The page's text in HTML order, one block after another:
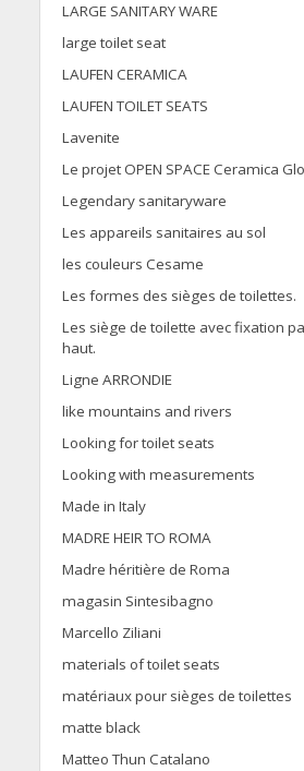
LARGE SANITARY WARE
large toilet seat
LAUFEN CERAMICA
LAUFEN TOILET SEATS
Lavenite
Le projet OPEN SPACE Ceramica
Legendary sanitaryware
Les appareils sanitaires au sol
les couleurs Cesame
Les formes des sièges de toilettes.
Les siège de toilette avec fixation
haut.
Ligne ARRONDIE
like mountains and rivers
Looking for toilet seats
Looking with measurements
Made in Italy
MADRE HEIR TO ROMA
Madre héritière de Roma
magasin Sintesibagno
Marcello Ziliani
materials of toilet seats
matériaux pour sièges de toilettes
matte black
Matteo Thun Catalano